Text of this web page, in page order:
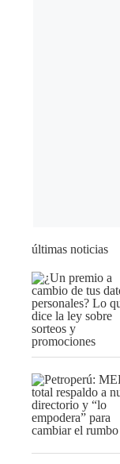
últimas noticias